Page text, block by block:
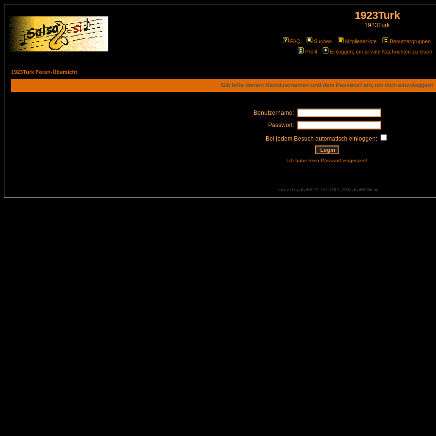
1923Turk
1923Turk
FAQ Suchen Mitgliederliste Benutzergruppen
Profil
Einloggen, um private Nachrichten zu lesen
1923Turk Foren-Übersicht
Gib bitte deinen Benutzernamen und dein Passwort ein, um dich einzuloggen!
Benutzername:
Passwort:
Bei jedem Besuch automatisch einloggen:
Ich habe mein Passwort vergessen!
Powered byphpBB2.0.10 © 2001, 2002 phpBB Group